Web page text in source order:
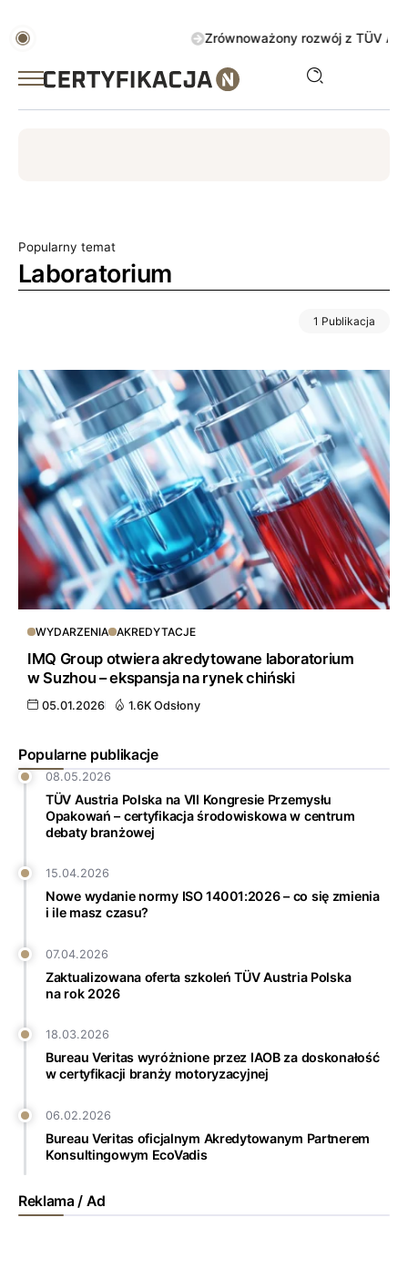
Zrównoważony rozwój z TÜV
Popularny temat
Laboratorium
1 Publikacja
Popularne publikacje
08.05.2026
TÜV Austria Polska na VII Kongresie Przemysłu
Opakowań – certyfikacja środowiskowa w centrum
debaty branżowej
15.04.2026
Nowe wydanie normy ISO 14001:2026 – co się zmienia
i ile masz czasu?
07.04.2026
Zaktualizowana oferta szkoleń TÜV Austria Polska
na rok 2026
18.03.2026
Bureau Veritas wyróżnione przez IAOB za doskonałość
w certyfikacji branży motoryzacyjnej
06.02.2026
Bureau Veritas oficjalnym Akredytowanym Partnerem
Konsultingowym EcoVadis
Reklama / Ad
WYDARZENIA AKREDYTACJE
IMQ Group otwiera akredytowane laboratorium
w Suzhou – ekspansja na rynek chiński
05.01.2026 1.6K Odsłony